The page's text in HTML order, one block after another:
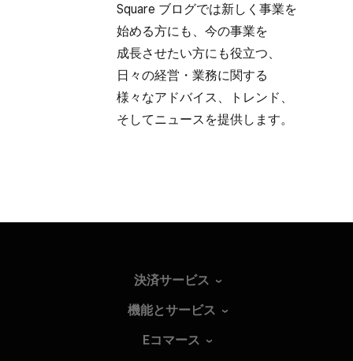
Square ブログでは​新しく​事業を​
始める方にも、​今の​事業を​
成長させたい方にも​役立つ、​
日々の​経営・業務に​関する​
様々な​アドバイス、​トレンド、​
そして​ニュースを​提供します。
決済サービス
機能とサービス
Eコマース